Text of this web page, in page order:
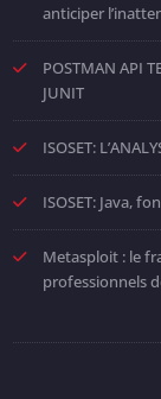
anticiper
POSTMAN API
JUNIT
ISOSET:
ISOSET: Java,
Metasploit : le
professionnels